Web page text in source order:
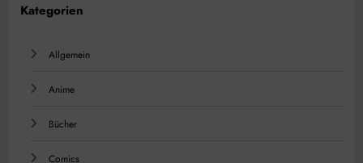
Kategorien
Allgemein
Anime
Bücher
Comics